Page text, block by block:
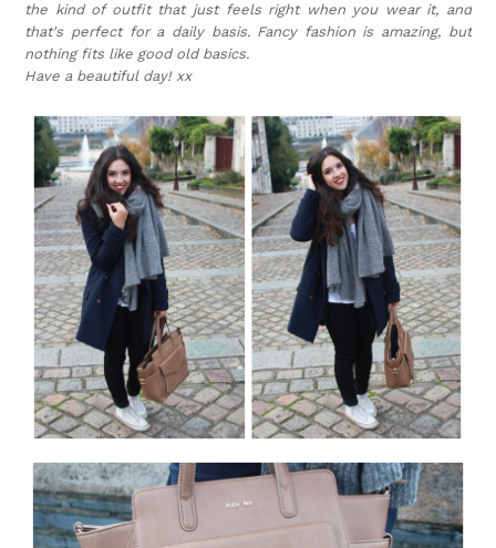
the kind of outfit that just feels right when you wear it, and
that's perfect for a daily basis. Fancy fashion is amazing, but
nothing fits like good old basics.
Have a beautiful day! xx